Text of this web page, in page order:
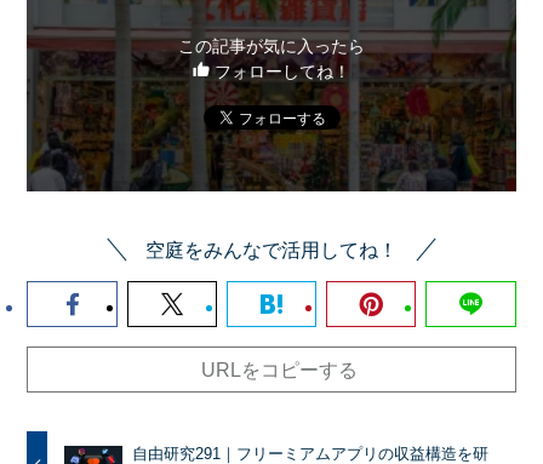
この記事が気に入ったら
フォローしてね！
空庭をみんなで活用してね！
URLをコピーする
自由研究291｜フリーミアムアプリの収益構造を研